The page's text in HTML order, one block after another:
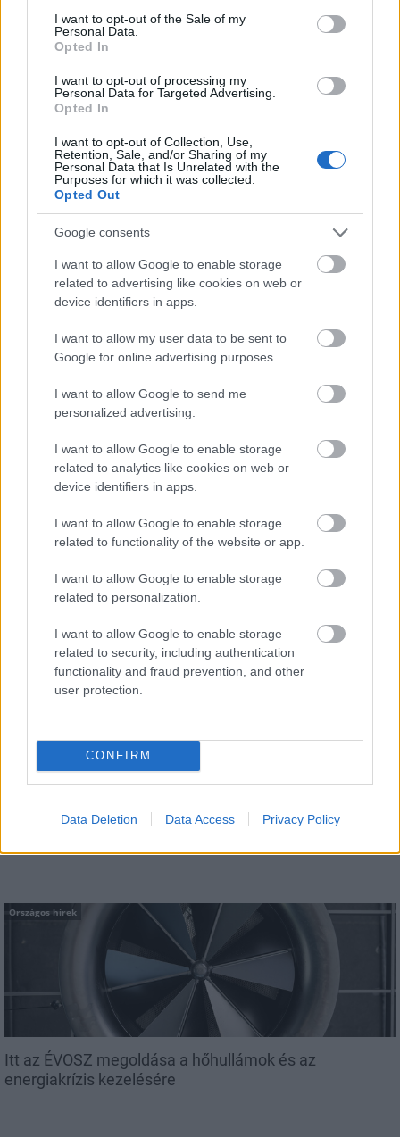
consent section.
I want to opt-out of the Sale of my
Personal Data.
Opted In
I want to opt-out of processing my
Personal Data for Targeted Advertising.
Opted In
I want to opt-out of Collection, Use,
Retention, Sale, and/or Sharing of my
Personal Data that Is Unrelated with the
Purposes for which it was collected.
Opted Out
Google consents
I want to allow Google to enable storage
related to advertising like cookies on web or
device identifiers in apps.
I want to allow my user data to be sent to
Google for online advertising purposes.
I want to allow Google to send me
personalized advertising.
I want to allow Google to enable storage
related to analytics like cookies on web or
device identifiers in apps.
I want to allow Google to enable storage
related to functionality of the website or app.
I want to allow Google to enable storage
related to personalization.
I want to allow Google to enable storage
related to security, including authentication
functionality and fraud prevention, and other
user protection.
CONFIRM
Data Deletion Data Access Privacy Policy
árnyékában?
Elkészült a Liszt Ferenc repülőtér
közelében lévő logisztikai bázis út- és
Látlelet a hazai víziközművekről?
múlt Bicske vízellátása
Kecskeméten is szakirányú továbbképzésekkel erősít a
Gál Ferenc Egyetem
Országos hírek
A lakosságra is fontos szerep hárul a szúnyoginvázió
Országos hírek
Itt az ÉVOSZ megoldása a hőhullámok és az
energiakrízis kezelésére